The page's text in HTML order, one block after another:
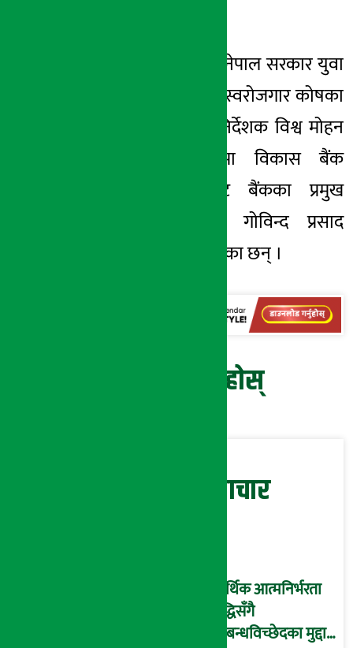
सो कर्जा सम्झौतामा नेपाल सरकार युवा
तथा साना व्यवसायी स्वरोजगार कोषका
तर्फबाट कार्यकारी निर्देशक विश्व मोहन
अधिकारी र गरिमा विकास बैंक
लिमिटेडको तर्फबाट बैंकका प्रमुख
कार्यकारी अधिकृत गोविन्द प्रसाद
ढकालले हस्ताक्षर गरेका छन् ।
प्रतिक्रिया दिनुहोस्
सम्बन्धित समाचार
आर्थिक आत्मनिर्भरता
वृद्धिसँगै
सम्बन्धविच्छेदका मुद्दा